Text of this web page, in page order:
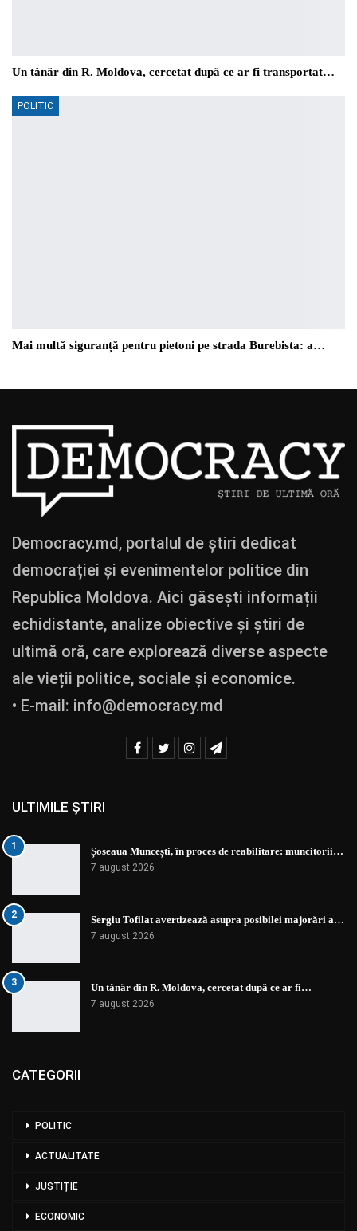
Un tânăr din R. Moldova, cercetat după ce ar fi transportat…
POLITIC
Mai multă siguranță pentru pietoni pe strada Burebista: a…
Democracy.md, portalul de știri dedicat
democrației și evenimentelor politice din
Republica Moldova. Aici găsești informații
echidistante, analize obiective și știri de
ultimă oră, care explorează diverse aspecte
ale vieții politice, sociale și economice.
• E-mail: info@democracy.md
ULTIMILE ȘTIRI
1 Șoseaua Muncești, în proces de reabilitare: muncitorii…
7 august 2026
2 Sergiu Tofilat avertizează asupra posibilei majorări a…
7 august 2026
3 Un tânăr din R. Moldova, cercetat după ce ar fi…
7 august 2026
CATEGORII
POLITIC
ACTUALITATE
JUSTIȚIE
ECONOMIC